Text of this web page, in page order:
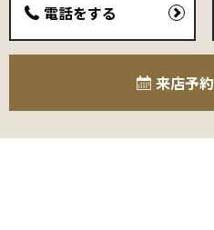
電話をする
来店予約